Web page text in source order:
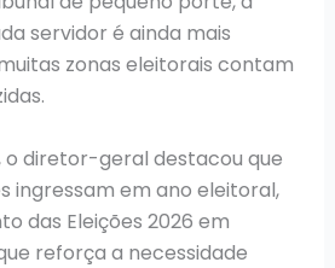
servidor é ainda mais
zonas eleitorais contam
o diretor-geral destacou que
ingressam em ano eleitoral,
das Eleições 2026 em
reforça a necessidade